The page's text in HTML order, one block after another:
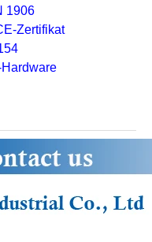
1906
Zertifikat